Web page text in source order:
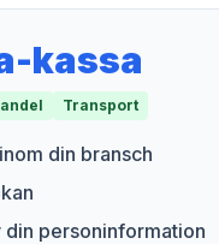
kassa
Transport
din bransch
personinformation